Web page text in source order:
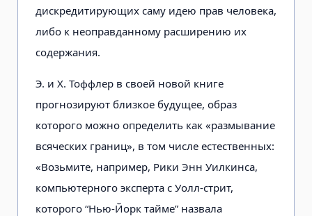
дискредитирующих саму идею прав человека,
либо к неоправданному расширению их
содержания.
Э. и X. Тоффлер в своей новой книге
прогнозируют близкое будущее, образ
которого можно определить как «размывание
всяческих границ», в том числе естественных:
«Возьмите, например, Рики Энн Уилкинса,
компьютерного эксперта с Уолл-стрит,
которого “Нью-Йорк тайме” назвала